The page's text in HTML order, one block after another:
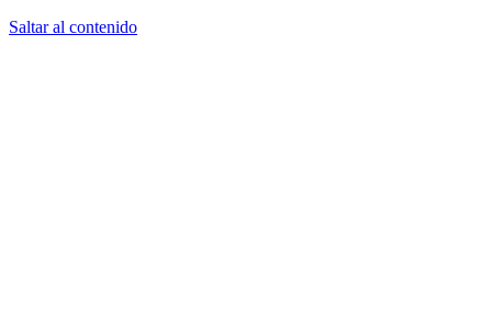
Saltar al contenido